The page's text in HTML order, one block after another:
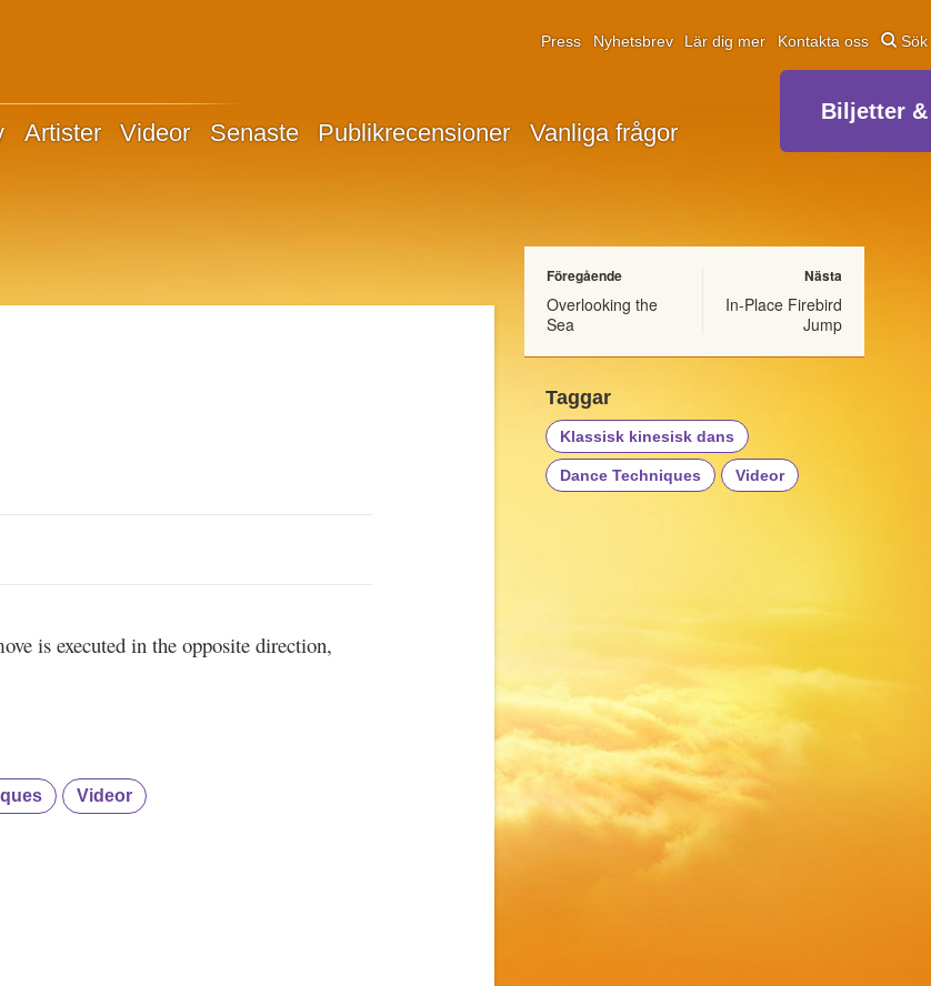
Artister Videor Senaste Publikrecensioner Vanliga frågor
Press Nyhetsbrev Lär dig mer Kontakta oss Sök
Biljetter
is executed in the opposite direction,
Videor
Föregående
Overlooking the
Sea
Nästa
In-Place Firebird
Jump
Taggar
Klassisk kinesisk dans
Dance Techniques Videor